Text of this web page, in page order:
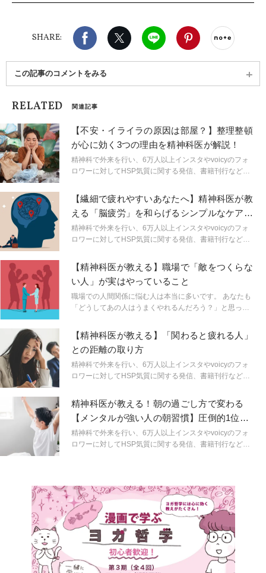
SHARE:
Facebook X（旧twitter）
LINE Pinterest
この記事のコメントをみる
RELATED 関連記事
【不安・イライラの原因は部屋？】整理整頓
が心に効く3つの理由を精神科医が解説！
精神科で外来を行い、6万人以上インスタやvoicyのフォ
ロワーに対してHSP気質に関する発信、書籍刊行など幅
タルヘルスに関する身近なギモンを解説。生きづらいを
ラクにするためのヒントを連載形式で紹介します。
【繊細で疲れやすいあなたへ】精神科医が教
える「脳疲労」を和らげるシンプルなケア方
法
精神科で外来を行い、6万人以上インスタやvoicyのフォ
ロワーに対してHSP気質に関する発信、書籍刊行など幅
タルヘルスに関する身近なギモンを解説。生きづらいを
ラクにするためのヒントを連載形式で紹介します。
【精神科医が教える】職場で「敵をつくらな
い人」が実はやっていること
職場での人間関係に悩む人は本当に多いです。 あなたも
「どうしてあの人はうまくやれるんだろう？」と思った
ちには共通するちょっとした習慣があります。それを知
ることで、あなたの職場環境もより快適になるかもしれ
ません。
【精神科医が教える】「関わると疲れる人」
との距離の取り方
精神科で外来を行い、6万人以上インスタやvoicyのフォ
ロワーに対してHSP気質に関する発信、書籍刊行など幅
タルヘルスに関する身近なギモンを解説。生きづらいを
ラクにするためのヒントを連載形式で紹介します。
精神科医が教える！朝の過ごし方で変わる
【メンタルが強い人の朝習慣】圧倒的1位の
習慣とは？
精神科で外来を行い、6万人以上インスタやvoicyのフォ
ロワーに対してHSP気質に関する発信、書籍刊行など幅